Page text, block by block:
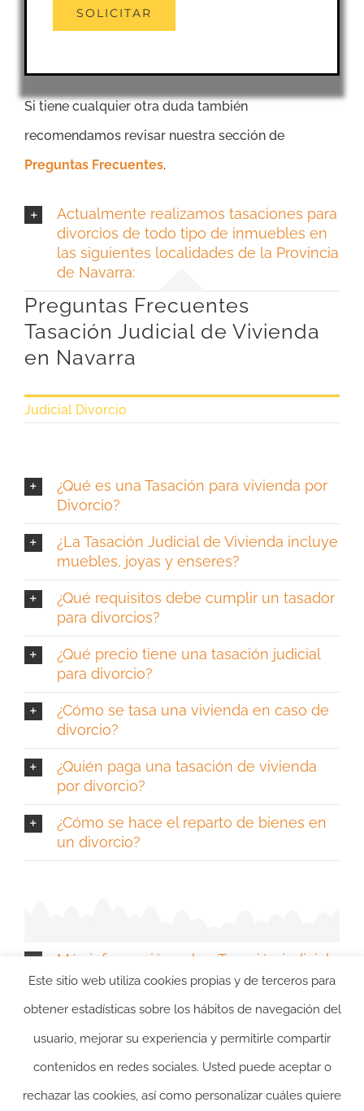
Si tiene cualquier otra duda también
recomendamos revisar nuestra sección de
Preguntas Frecuentes.
Actualmente realizamos tasaciones para
divorcios de todo tipo de inmuebles en
las siguientes localidades de la Provincia
de Navarra:
Preguntas Frecuentes
Tasación Judicial de Vivienda
en Navarra
Judicial Divorcio
¿Qué es una Tasación para vivienda por
Divorcio?
¿La Tasación Judicial de Vivienda incluye
muebles, joyas y enseres?
¿Qué requisitos debe cumplir un tasador
para divorcios?
¿Qué precio tiene una tasación judicial
para divorcio?
¿Cómo se tasa una vivienda en caso de
divorcio?
¿Quién paga una tasación de vivienda
por divorcio?
¿Cómo se hace el reparto de bienes en
un divorcio?
Más información sobre Tasación judicial
de vivienda en Navarra
Este sitio web utiliza cookies propias y de terceros para
obtener estadísticas sobre los hábitos de navegación del
usuario, mejorar su experiencia y permitirle compartir
contenidos en redes sociales. Usted puede aceptar o
rechazar las cookies, así como personalizar cuáles quiere